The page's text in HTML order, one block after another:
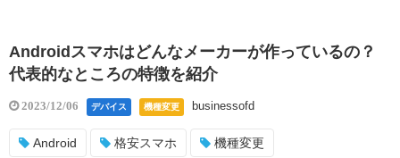
Androidスマホはどんなメーカーが作っているの？
代表的なところの特徴を紹介
2023/12/06 デバイス 機種変更 businessofd
Android 格安スマホ 機種変更